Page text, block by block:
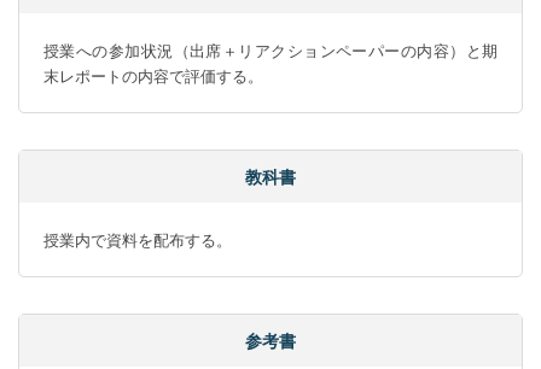
授業への参加状況（出席＋リアクションペーパーの内容）と期
末レポートの内容で評価する。
教科書
授業内で資料を配布する。
参考書